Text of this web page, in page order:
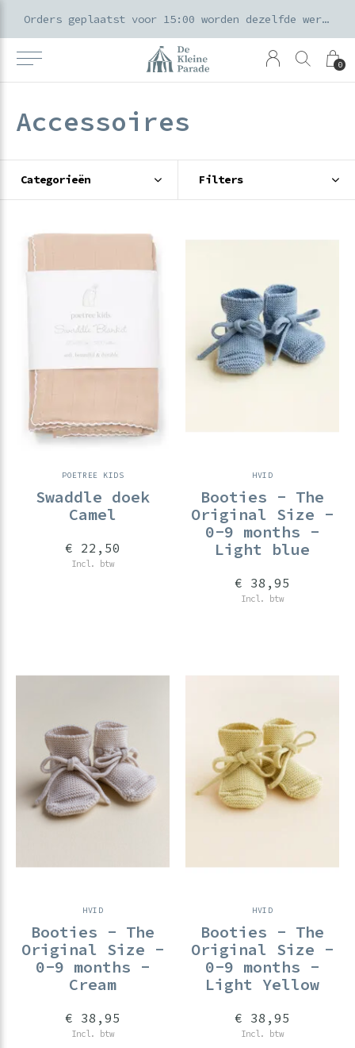
0
Orders geplaatst voor 15:00 worden dezelfde werkdag verzonden
Accessoires
Categorieën Filters
POETREE KIDS
Swaddle doek
Camel
€ 22,50
Incl. btw
HVID
Booties - The
Original Size -
0-9 months -
Light blue
€ 38,95
Incl. btw
HVID
Booties - The
Original Size -
0-9 months -
Cream
€ 38,95
Incl. btw
HVID
Booties - The
Original Size -
0-9 months -
Light Yellow
€ 38,95
Incl. btw